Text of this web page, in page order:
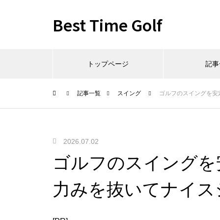
Best Time Golf
トップページ 記
記事一覧 スイング ゴルフのスイングを
2026.07.02
ゴルフのスイング
力みを抜いてナイ